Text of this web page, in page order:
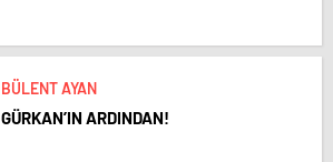
BÜLENT AYAN
GÜRKAN’IN ARDINDAN!